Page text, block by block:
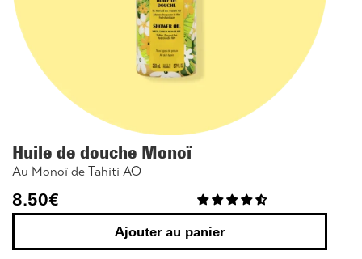
Huile de douche Monoï
Au Monoï de Tahiti AO
8.50€
Ajouter au panier